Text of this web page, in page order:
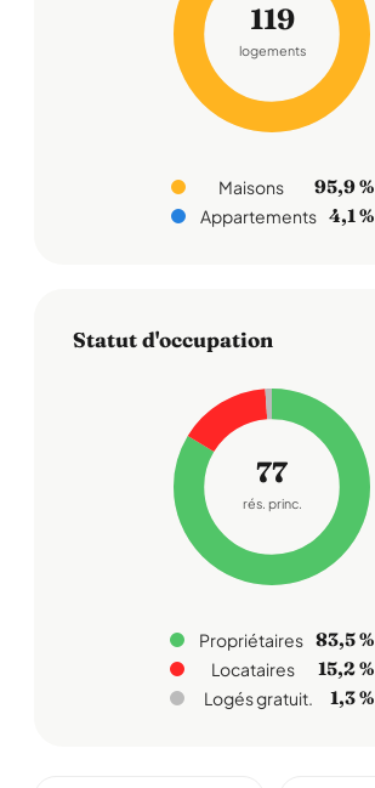
119
logements
Maisons 95,9 %
Appartements 4,1 %
Statut d'occupation
77
rés. princ.
Propriétaires 83,5 %
Locataires 15,2 %
Logés gratuit. 1,3 %